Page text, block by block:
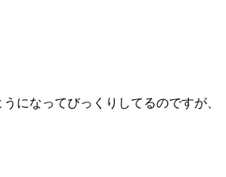
になってびっくりしてるのですが、